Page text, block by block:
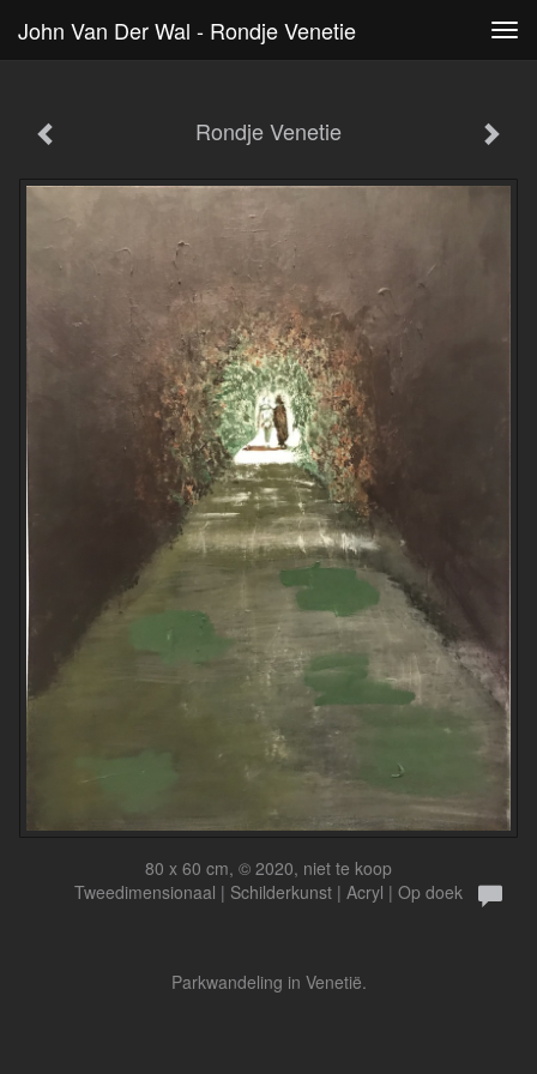
John Van Der Wal - Rondje Venetie
Rondje Venetie
80 x 60 cm, © 2020, niet te koop
Tweedimensionaal | Schilderkunst | Acryl | Op doek
Parkwandeling in Venetië.